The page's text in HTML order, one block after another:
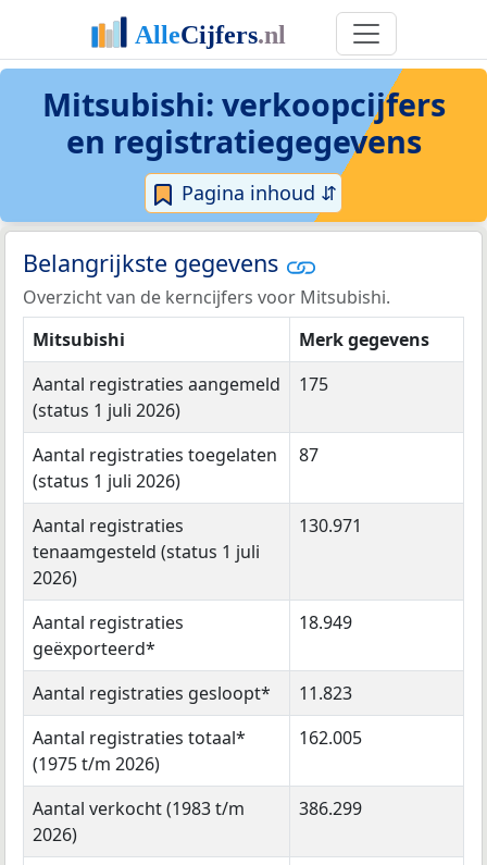
Mitsubishi: verkoopcijfers
en registratiegegevens
Pagina inhoud ⇵
Belangrijkste gegevens
Overzicht van de kerncijfers voor Mitsubishi.
Mitsubishi
Merk gegevens
Aantal registraties aangemeld
(status 1 juli 2026)
175
Aantal registraties toegelaten
(status 1 juli 2026)
87
Aantal registraties
tenaamgesteld (status 1 juli
2026)
130.971
Aantal registraties
geëxporteerd*
18.949
Aantal registraties gesloopt*
11.823
Aantal registraties totaal*
(1975 t/m 2026)
162.005
Aantal verkocht (1983 t/m
2026)
386.299